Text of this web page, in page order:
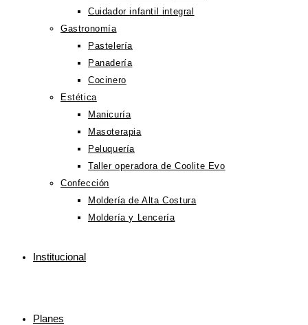
Cuidador infantil integral
Gastronomía
Pastelería
Panadería
Cocinero
Estética
Manicuría
Masoterapia
Peluquería
Taller operadora de Coolite Evo
Confección
Moldería de Alta Costura
Moldería y Lencería
Institucional
Planes